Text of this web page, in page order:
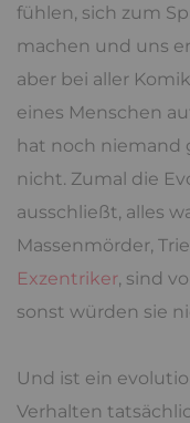
fühlen, sich zum
machen und uns
aber bei aller
eines Menschen
hat noch niemand
nicht. Zumal die
ausschließt, alles
Massenmörder,
Exzentriker, sind
sonst würden sie
Und ist ein
Verhalten